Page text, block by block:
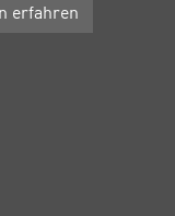
erfahren